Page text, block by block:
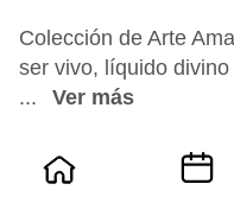
Colección de Arte
ser vivo, líquido
...
Ver más